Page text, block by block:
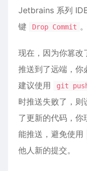
Jetbrains 系列
键
Drop Commit 。
现在，因为你篡
推送到了远端，你
建议使用
git
时推送失败了，则
了更新的代码，你
能推送，避免使用
他人新的提交。